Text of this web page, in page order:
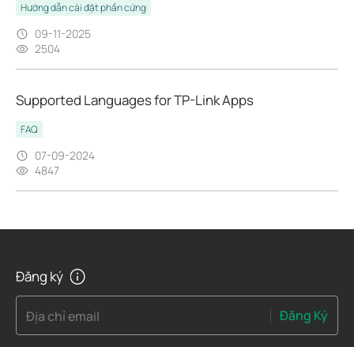
Hướng dẫn cài đặt phần cứng
09-11-2025
2504
Supported Languages for TP-Link Apps
FAQ
07-09-2024
4847
Đăng ký
Địa chỉ email Đăng Ký